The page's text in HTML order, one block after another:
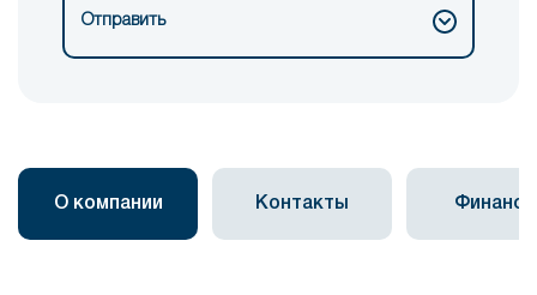
Отправить
О компании Контакты Финансы